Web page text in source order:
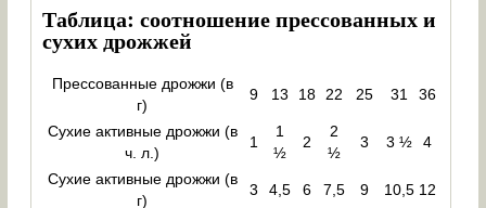
Таблица: соотношение прессованных и
сухих дрожжей
Прессованные дрожжи (в
г)
9 13 18 22 25 31 36
Сухие активные дрожжи (в
ч. л.)
1
1
½
2
2
½
3 3 ½ 4
Сухие активные дрожжи (в
г)
3 4,5 6 7,5 9 10,5 12